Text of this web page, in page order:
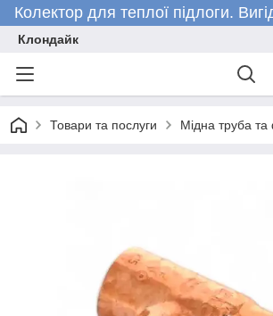
Колектор для теплої підлоги.
Клондайк
Товари та послуги Мідна труба та